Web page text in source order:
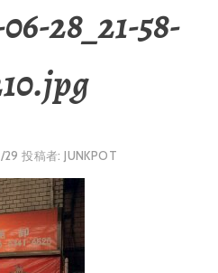
28_21-58-
29 投稿者:JUNKPOT